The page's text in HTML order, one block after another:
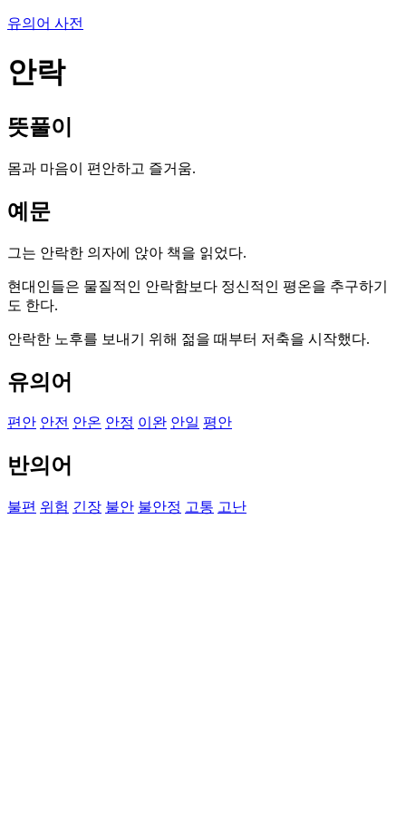
유의어 사전
안락
뜻풀이
몸과 마음이 편안하고 즐거움.
예문
그는 안락한 의자에 앉아 책을 읽었다.
현대인들은 물질적인 안락함보다 정신적인 평온을 추구하기
도 한다.
안락한 노후를 보내기 위해 젊을 때부터 저축을 시작했다.
유의어
편안 안전 안온 안정 이완 안일 평안
반의어
불편 위험 긴장 불안 불안정 고통 고난